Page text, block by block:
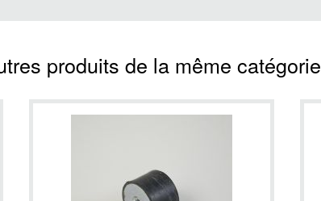
produits de la même catégorie